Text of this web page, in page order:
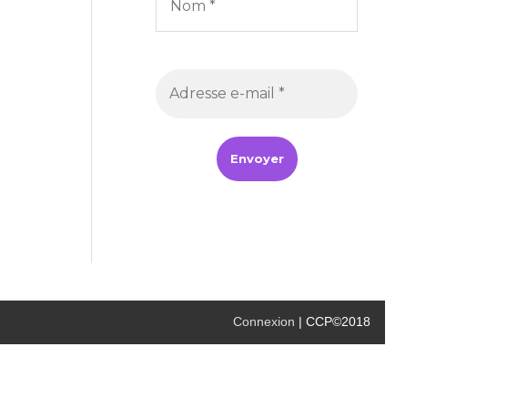
Connexion | CCP©2018